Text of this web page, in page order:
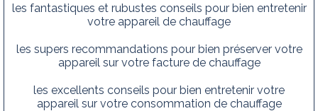
les fantastiques et rubustes conseils pour bien entretenir
votre appareil de chauffage
les supers recommandations pour bien préserver votre
appareil sur votre facture de chauffage
les excellents conseils pour bien entretenir votre
appareil sur votre consommation de chauffage